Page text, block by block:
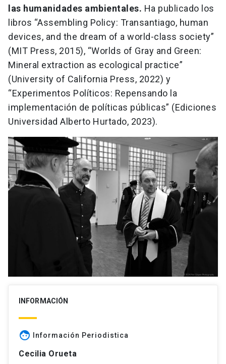
las humanidades ambientales. Ha publicado los
libros “Assembling Policy: Transantiago, human
devices, and the dream of a world-class society”
(MIT Press, 2015), “Worlds of Gray and Green:
Mineral extraction as ecological practice”
(University of California Press, 2022) y
“Experimentos Políticos: Repensando la
implementación de políticas públicas” (Ediciones
Universidad Alberto Hurtado, 2023).
INFORMACIÓN
face Información Periodistica
Cecilia Orueta